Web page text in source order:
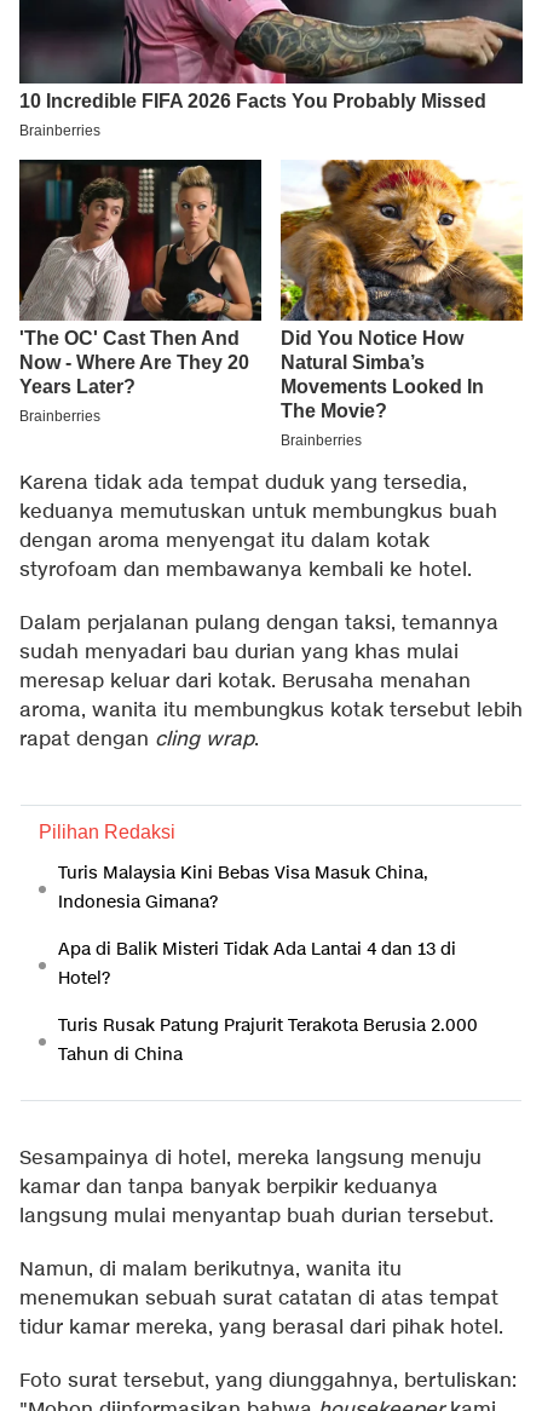
Karena tidak ada tempat duduk yang tersedia,
keduanya memutuskan untuk membungkus buah
dengan aroma menyengat itu dalam kotak
styrofoam dan membawanya kembali ke hotel.
Dalam perjalanan pulang dengan taksi, temannya
sudah menyadari bau durian yang khas mulai
meresap keluar dari kotak. Berusaha menahan
aroma, wanita itu membungkus kotak tersebut lebih
rapat dengan cling wrap.
Pilihan Redaksi
Turis Malaysia Kini Bebas Visa Masuk China,
Indonesia Gimana?
Apa di Balik Misteri Tidak Ada Lantai 4 dan 13 di
Hotel?
Turis Rusak Patung Prajurit Terakota Berusia 2.000
Tahun di China
Sesampainya di hotel, mereka langsung menuju
kamar dan tanpa banyak berpikir keduanya
langsung mulai menyantap buah durian tersebut.
Namun, di malam berikutnya, wanita itu
menemukan sebuah surat catatan di atas tempat
tidur kamar mereka, yang berasal dari pihak hotel.
Foto surat tersebut, yang diunggahnya, bertuliskan: